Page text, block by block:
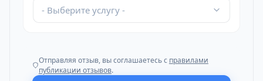
- Выберите услугу -
Отправляя отзыв, вы соглашаетесь с правилами
публикации отзывов.